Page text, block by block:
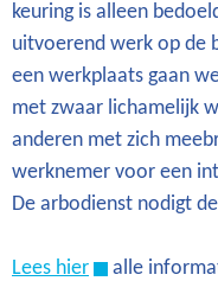
keuring is alleen
uitvoerend werk op de
een werkplaats gaan
met zwaar lichamelijk
anderen met zich
werknemer voor een
De arbodienst nodigt
Lees hier
alle